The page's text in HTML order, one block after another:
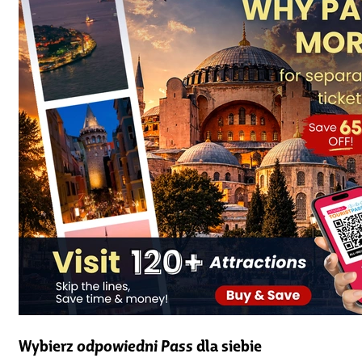
Wybierzodpowiedni Passdla siebie